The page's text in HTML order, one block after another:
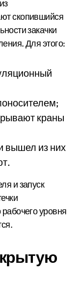
скопившийся
закачки
Для этого:
краны
вышел из них
и запуск
уровня